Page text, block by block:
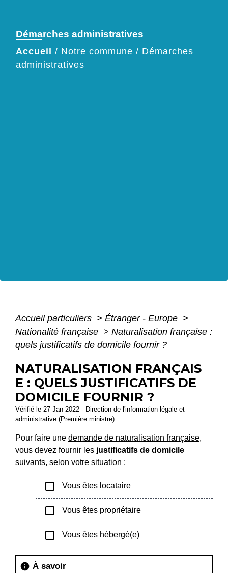
Démarches administratives
Accueil / Notre commune / Démarches
administratives
Accueil particuliers > Étranger - Europe >
Nationalité française > Naturalisation française :
quels justificatifs de domicile fournir ?
NATURALISATION FRANÇAIS
E : QUELS JUSTIFICATIFS DE
DOMICILE FOURNIR ?
Vérifié le 27 Jan 2022 - Direction de l'information légale et
administrative (Première ministre)
Pour faire une demande de naturalisation française,
vous devez fournir les justificatifs de domicile
suivants, selon votre situation :
check_box_outline_blank Vous êtes locataire
check_box_outline_blank Vous êtes propriétaire
check_box_outline_blank Vous êtes hébergé(e)
info À savoir